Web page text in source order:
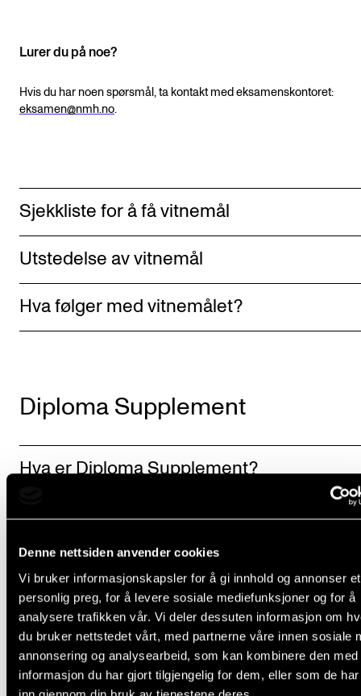
Denne nettsiden anvender cookies
Vi bruker informasjonskapsler for å gi innhold og annonser et
personlig preg, for å levere sosiale mediefunksjoner og for å
analysere trafikken vår. Vi deler dessuten informasjon om
du bruker nettstedet vårt, med partnerne våre innen sosiale
annonsering og analysearbeid, som kan kombinere den med
informasjon du har gjort tilgjengelig for dem, eller som de
Kontaktpunkt
Hvem gjør hva i administrasjonen?
Lurer du på noe?
Hvis du har noen spørsmål, ta kontakt med eksamenskontoret:
eksamen@nmh.no.
Sjekkliste for å få vitnemål
Utstedelse av vitnemål
Hva følger med vitnemålet?
Diploma Supplement
Hva er Diploma Supplement?
Hvem kan få DS?
Bestille DS